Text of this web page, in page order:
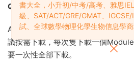
Q：Barbri的視頻課程文件太大，怎
A：10文件夾中的視頻文件多爲.vep
議按需下載，每次隻下載一個
要一次性全部下載。
書大全，小升初/中考/高考、雅思
級、SAT/ACT/GRE/GMAT、
試、全球數學物理化學生物信息學商